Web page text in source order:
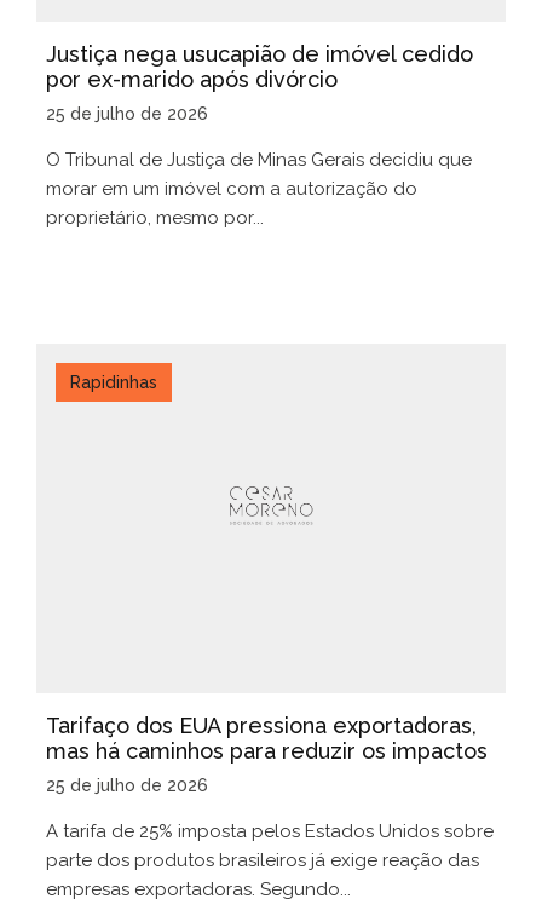
Justiça nega usucapião de imóvel cedido
por ex-marido após divórcio
25 de julho de 2026
O Tribunal de Justiça de Minas Gerais decidiu que
morar em um imóvel com a autorização do
proprietário, mesmo por...
Rapidinhas
Tarifaço dos EUA pressiona exportadoras,
mas há caminhos para reduzir os impactos
25 de julho de 2026
A tarifa de 25% imposta pelos Estados Unidos sobre
parte dos produtos brasileiros já exige reação das
empresas exportadoras. Segundo...